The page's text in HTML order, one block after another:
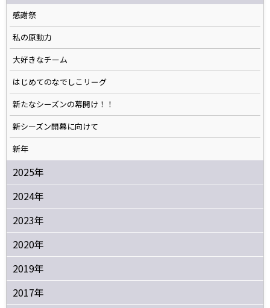
感謝祭
私の原動力
大好きなチーム
はじめてのなでしこリーグ
新たなシーズンの幕開け！！
新シーズン開幕に向けて
新年
2025年
2024年
2023年
2020年
2019年
2017年